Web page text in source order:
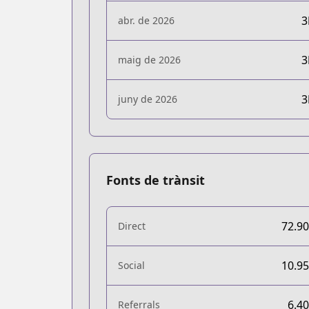
abr. de 2026
maig de 2026
juny de 2026
Fonts de trànsit
Direct
Social
Referrals